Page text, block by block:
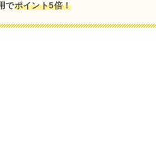
でポイント5倍！